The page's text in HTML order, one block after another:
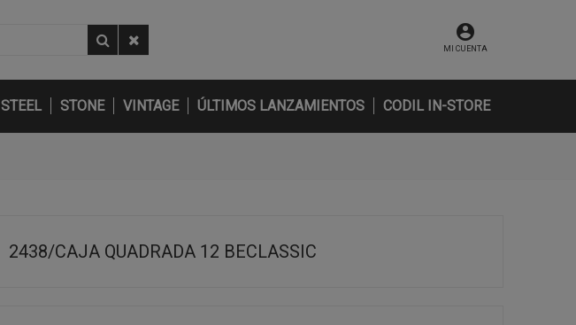
MI CUENTA
STEEL STONE VINTAGE ÚLTIMOS LANZAMIENTOS CODIL IN-STORE
2438/CAJA QUADRADA 12 BECLASSIC